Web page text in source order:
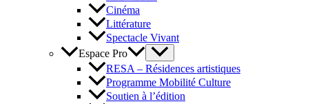
Cinéma
Littérature
Spectacle Vivant
Espace Pro
RESA – Résidences artistiques
Programme Mobilité Culture
Soutien à l’édition